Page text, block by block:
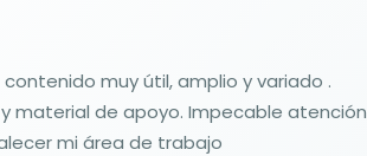
muy útil, amplio y variado .
material de apoyo. Impecable atención
mi área de trabajo